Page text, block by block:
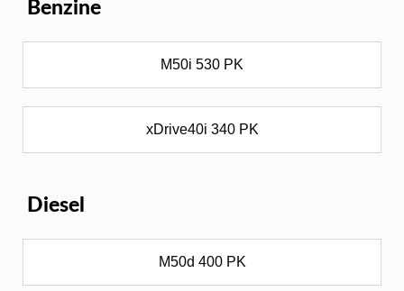
Benzine
M50i 530 PK
xDrive40i 340 PK
Diesel
M50d 400 PK